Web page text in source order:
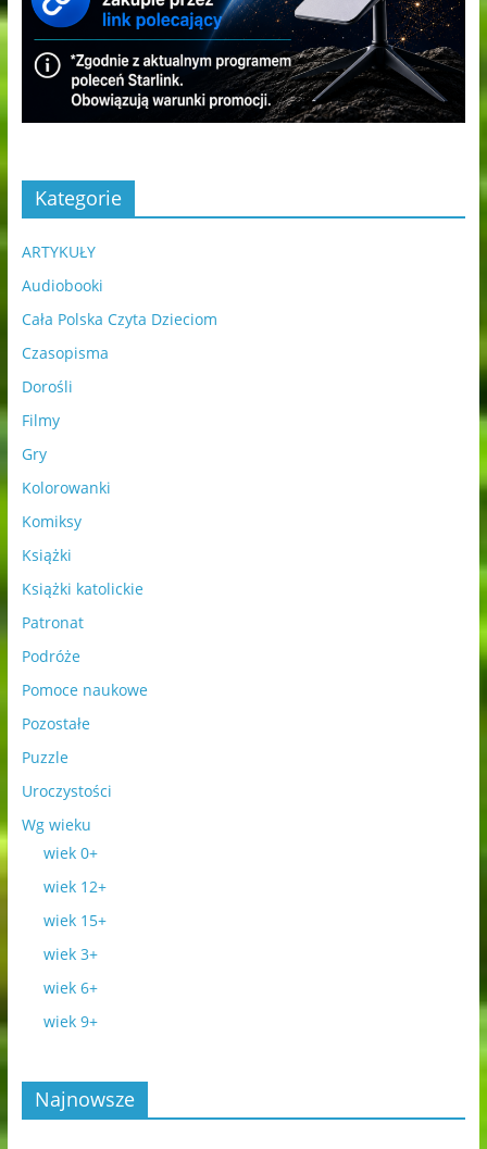
Kategorie
ARTYKUŁY
Audiobooki
Cała Polska Czyta Dzieciom
Czasopisma
Dorośli
Filmy
Gry
Kolorowanki
Komiksy
Książki
Książki katolickie
Patronat
Podróże
Pomoce naukowe
Pozostałe
Puzzle
Uroczystości
Wg wieku
wiek 0+
wiek 12+
wiek 15+
wiek 3+
wiek 6+
wiek 9+
Najnowsze